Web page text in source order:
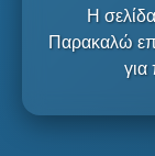
Η
Παρακαλώ
για